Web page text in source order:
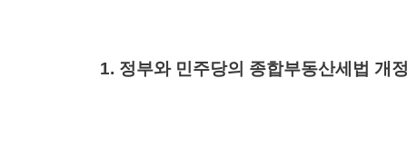
1. 정부와 민주당의 종합부동산세법 개